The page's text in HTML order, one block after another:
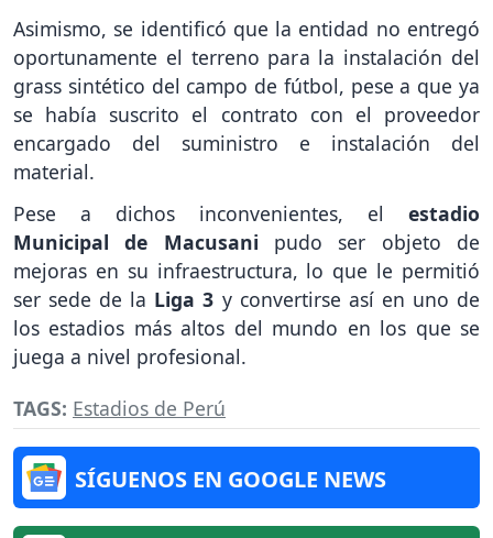
Asimismo, se identificó que la entidad no entregó
oportunamente el terreno para la instalación del
grass sintético del campo de fútbol, pese a que ya
se había suscrito el contrato con el proveedor
encargado del suministro e instalación del
material.
Pese a dichos inconvenientes, el estadio
Municipal de Macusani pudo ser objeto de
mejoras en su infraestructura, lo que le permitió
ser sede de la Liga 3 y convertirse así en uno de
los estadios más altos del mundo en los que se
juega a nivel profesional.
TAGS: Estadios de Perú
SÍGUENOS EN GOOGLE NEWS